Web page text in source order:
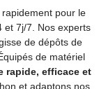
pour le
et 7j/7. Nos experts
de dépôts de
de matériel
rapide, efficace et
et adaptons nos